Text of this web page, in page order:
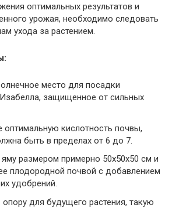
оптимальных результатов и
урожая, необходимо следовать
ухода за растением.
место для посадки
защищенное от сильных
оптимальную кислотность почвы,
быть в пределах от 6 до 7.
яму размером примерно 50х50х50 см и
плодородной почвой с добавлением
удобрений.
опору для будущего растения, такую